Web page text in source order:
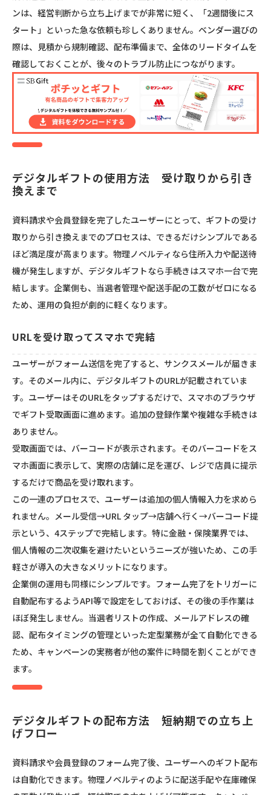
ンは、経営判断から立ち上げまでが非常に短く、「2週間後にス
タート」といった急な依頼も珍しくありません。ベンダー選びの
際は、見積から規制確認、配布準備まで、全体のリードタイムを
確認しておくことが、後々のトラブル防止につながります。
デジタルギフトの使用方法　受け取りから引き
換えまで
資料請求や会員登録を完了したユーザーにとって、ギフトの受け
取りから引き換えまでのプロセスは、できるだけシンプルである
ほど満足度が高まります。物理ノベルティなら住所入力や配送待
機が発生しますが、デジタルギフトなら手続きはスマホ一台で完
結します。企業側も、当選者管理や配送手配の工数がゼロになる
ため、運用の負担が劇的に軽くなります。
URLを受け取ってスマホで完結
ユーザーがフォーム送信を完了すると、サンクスメールが届きま
す。そのメール内に、デジタルギフトのURLが記載されていま
す。ユーザーはそのURLをタップするだけで、スマホのブラウザ
でギフト受取画面に進めます。追加の登録作業や複雑な手続きは
ありません。
受取画面では、バーコードが表示されます。そのバーコードをス
マホ画面に表示して、実際の店舗に足を運び、レジで店員に提示
するだけで商品を受け取れます。
この一連のプロセスで、ユーザーは追加の個人情報入力を求めら
れません。メール受信→URL タップ→店舗へ行く→バーコード提
示という、4ステップで完結します。特に金融・保険業界では、
個人情報の二次収集を避けたいというニーズが強いため、この手
軽さが導入の大きなメリットになります。
企業側の運用も同様にシンプルです。フォーム完了をトリガーに
自動配布するようAPI等で設定をしておけば、その後の手作業は
ほぼ発生しません。当選者リストの作成、メールアドレスの確
認、配布タイミングの管理といった定型業務が全て自動化できる
ため、キャンペーンの実務者が他の案件に時間を割くことができ
ます。
デジタルギフトの配布方法　短納期での立ち上
げフロー
資料請求や会員登録のフォーム完了後、ユーザーへのギフト配布
は自動化できます。物理ノベルティのように配送手配や在庫確保